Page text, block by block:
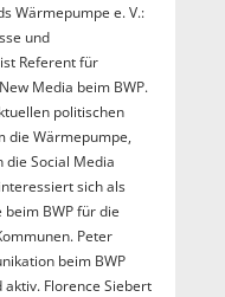
Wärmepumpe e. V.:
und
Referent für
Media beim BWP.
politischen
die Wärmepumpe,
Social Media
sich als
BWP für die
Peter
beim BWP
Florence Siebert